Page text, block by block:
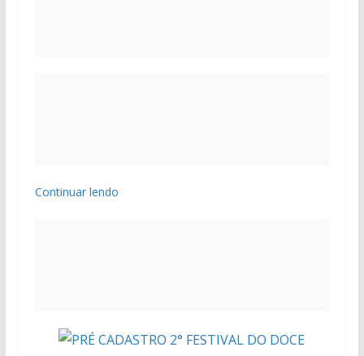
Continuar lendo